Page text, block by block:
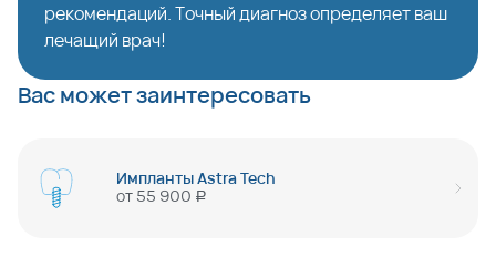
рекомендаций. Точный диагноз определяет ваш
лечащий врач!
Вас может заинтересовать
Импланты Astra Tech
от 55 900 руб